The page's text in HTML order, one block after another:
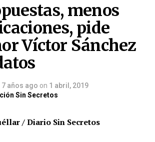
menos
pide
Víctor Sánchez
7 años ago on 1 abril, 2019
Sin Secretos
/ Diario Sin Secretos